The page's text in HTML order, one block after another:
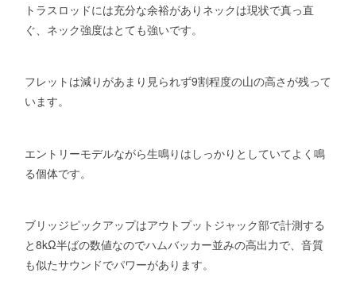
トラスロッドには充分な余裕がありネックは現状で真っ直
ぐ、ネック強度はとても強いです。
フレットは減りがあまり見られず9割程度の山の高さが残って
います。
エントリーモデルながら生鳴りはしっかりとしていてよく鳴
る個体です。
ブリッジピックアップはアウトプットジャック部で計測する
と8kΩ半ばの数値なのでハムバッカー並みの高出力で、音質
も似たサウンドでパワーがあります。